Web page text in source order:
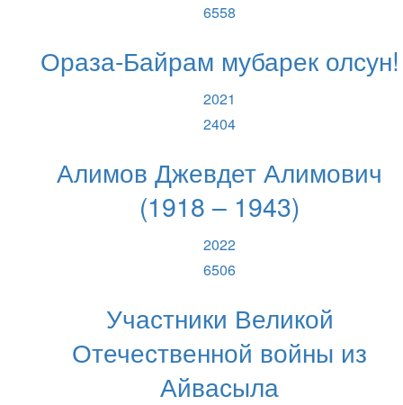
6558
Ораза-Байрам мубарек олсун!
2021
2404
Алимов Джевдет Алимович
(1918 – 1943)
2022
6506
Участники Великой
Отечественной войны из
Айвасыла